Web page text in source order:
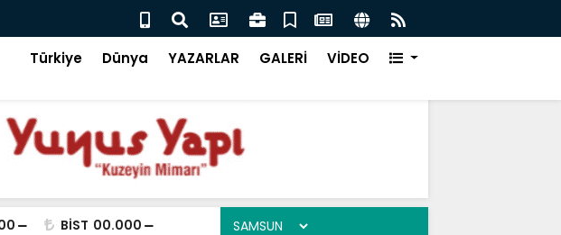
Hacı bayram veli camii’nde siyaset, vatandaşın göğsüne uçan
tekme!
Türkiye Dünya YAZARLAR GALERİ VİDEO
BİST 00.000